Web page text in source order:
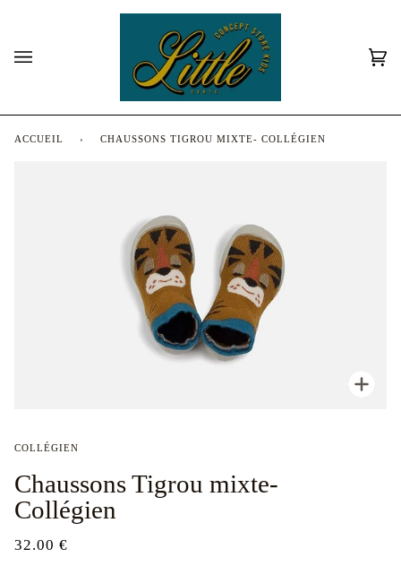
ACCUEIL › CHAUSSONS TIGROU MIXTE- COLLÉGIEN
COLLÉGIEN
Chaussons Tigrou mixte-
Collégien
32.00 €